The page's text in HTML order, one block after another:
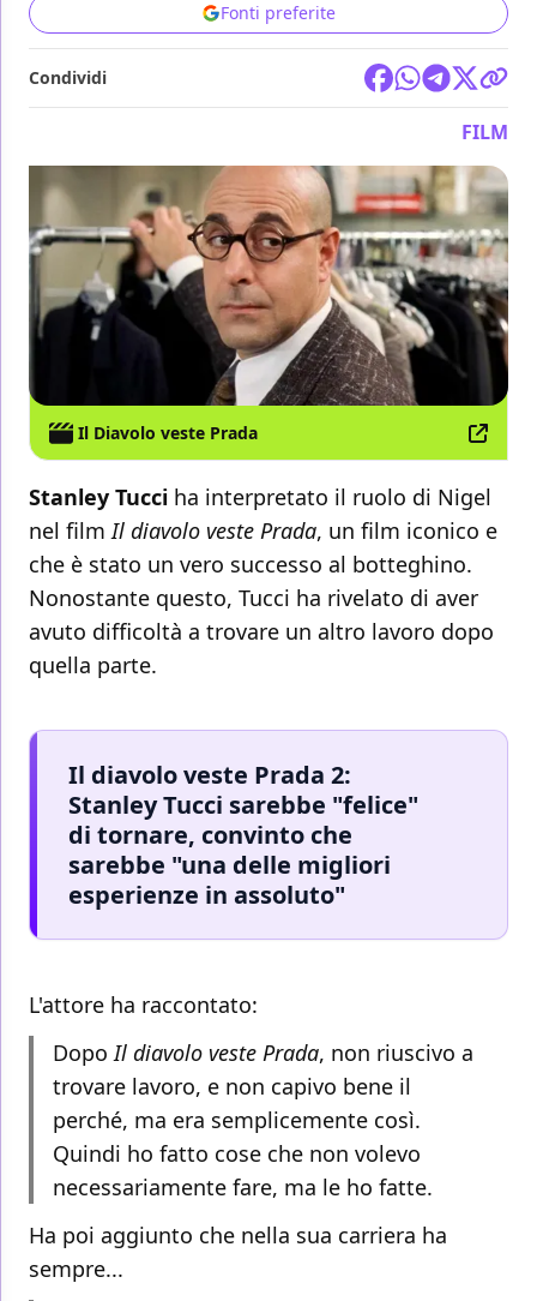
Fonti preferite
Condividi
FILM
Il Diavolo veste Prada
Stanley Tucci ha interpretato il ruolo di Nigel
nel film Il diavolo veste Prada, un film iconico e
che è stato un vero successo al botteghino.
Nonostante questo, Tucci ha rivelato di aver
avuto difficoltà a trovare un altro lavoro dopo
quella parte.
Il diavolo veste Prada 2:
Stanley Tucci sarebbe "felice"
di tornare, convinto che
sarebbe "una delle migliori
esperienze in assoluto"
L'attore ha raccontato:
DopoIl diavolo veste Prada, non riuscivo a
trovare lavoro, e non capivo bene il
perché, ma era semplicemente così.
Quindi ho fatto cose che non volevo
necessariamente fare, ma le ho fatte.
Ha poi aggiunto che nella sua carriera ha
sempre...